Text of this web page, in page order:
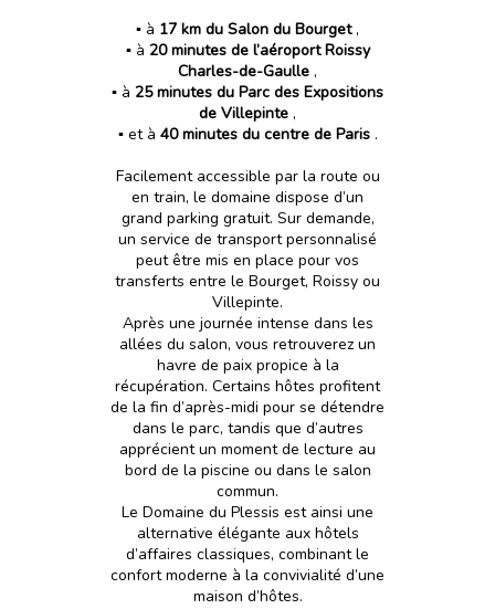
▪️ à 17 km du Salon du Bourget,
▪️ à 20 minutes de l’aéroport Roissy
Charles-de-Gaulle ,
▪️ à 25 minutes du Parc des Expositions
de Villepinte ,
▪️ et à 40 minutes du centre de Paris.
Facilement accessible par la route ou
en train, le domaine dispose d’un
grand parking gratuit. Sur demande,
un service de transport personnalisé
peut être mis en place pour vos
transferts entre le Bourget, Roissy ou
Villepinte.
Après une journée intense dans les
allées du salon, vous retrouverez un
havre de paix propice à la
récupération. Certains hôtes profitent
de la fin d’après-midi pour se détendre
dans le parc, tandis que d’autres
apprécient un moment de lecture au
bord de la piscine ou dans le salon
commun.
Le Domaine du Plessis est ainsi une
alternative élégante aux hôtels
d’affaires classiques, combinant le
confort moderne à la convivialité d’une
maison d’hôtes.